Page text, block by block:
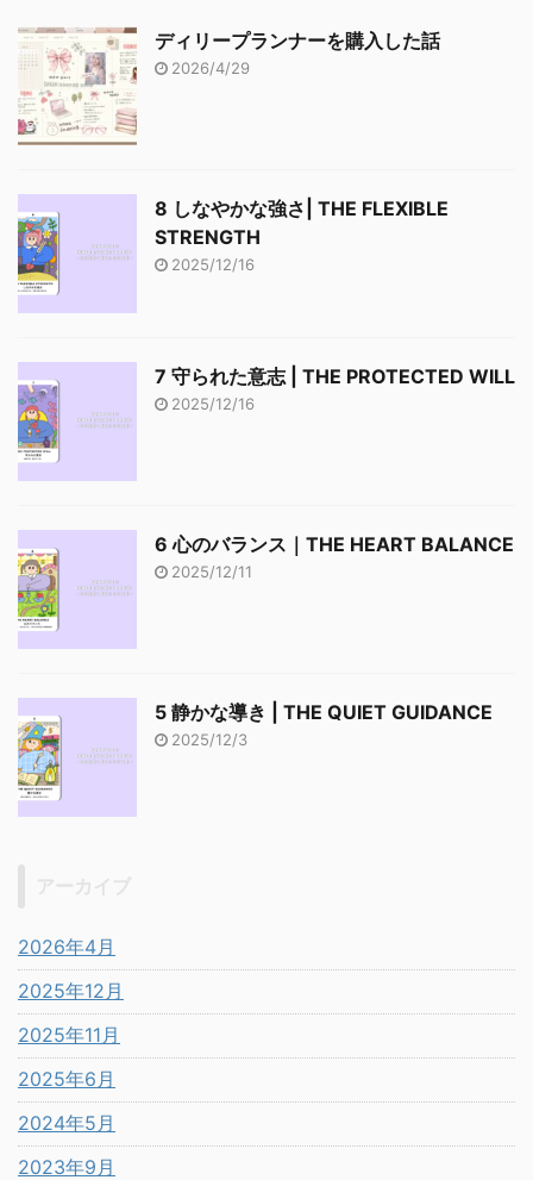
ディリープランナーを購入した話
2026/4/29
8 しなやかな強さ| THE FLEXIBLE
STRENGTH
2025/12/16
7 守られた意志 | THE PROTECTED WILL
2025/12/16
6 心のバランス｜THE HEART BALANCE
2025/12/11
5 静かな導き | THE QUIET GUIDANCE
2025/12/3
2026年4月
2025年12月
2025年11月
2025年6月
2024年5月
2023年9月